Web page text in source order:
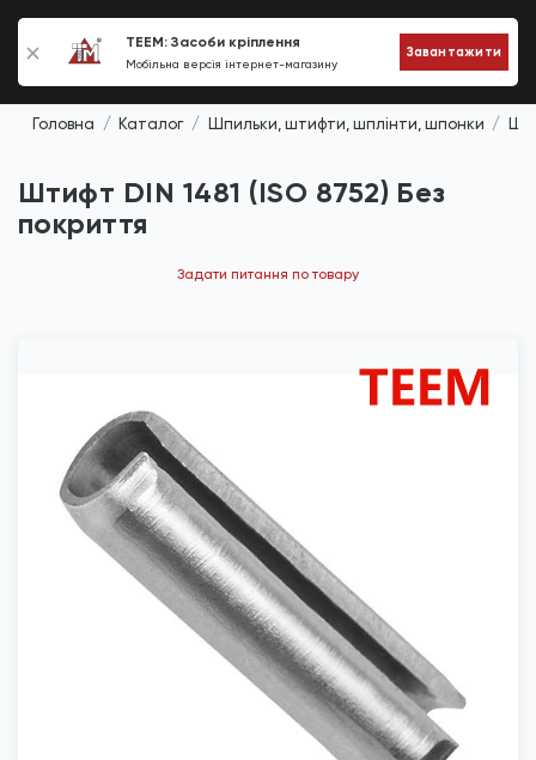
TEEM: Засоби кріплення
Мобільна версія інтернет-магазину
Завантажити
0
Головна Каталог Шпильки, штифти, шплінти, шпонки
Штифт DIN 1481 (ISO 8752) Без
покриття
Задати питання по товару